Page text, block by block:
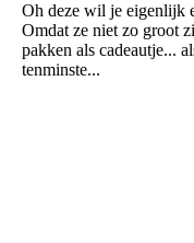
Oh deze wil je eigenlijk
Omdat ze niet zo groot
pakken als cadeautje...
tenminste...